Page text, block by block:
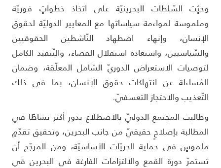
السّلطات البحرينيّة على اتخاذ خطواتٍ فوريّة
لمواءمة سياساتها مع المعايير الدوليّة لحقوق
وإنهاء اضطهاد النّاشطين الحقوقيين
واستعادة استقلال القضاء، والتّنفيذ الكامل
الاستعراض الدوريّ الشامل المعلّقة، وضمان
عن انتهاكات حقوق الإنسان، بما في ذلك
والاحتجاز التعسفيّ.
المجتمع الدوليّ بالاضطلاع بدورٍ أكثر نشاطًا في
بإصلاحٍ حقيقيّ من جانب البحرين، وتحقيق تقدّمٍ
في حماية الحريّات الأساسيّة، ومن المرجّح أن
دورة القمع والالتزامات الفارغة في البحرين في